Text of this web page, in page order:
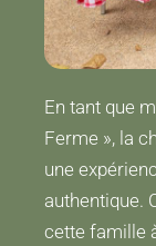
En tant que
Ferme », la
une
authentique.
cette famille